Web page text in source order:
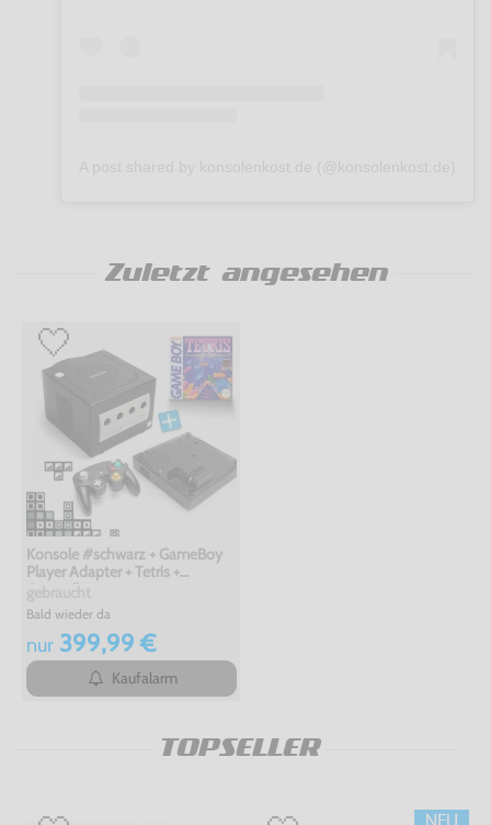
Zuletzt angesehen
Konsole #schwarz + GameBoy
Player Adapter + Tetris +
Controller
Bald wieder da
nur399,99 €
Kaufalarm
TOPSELLER